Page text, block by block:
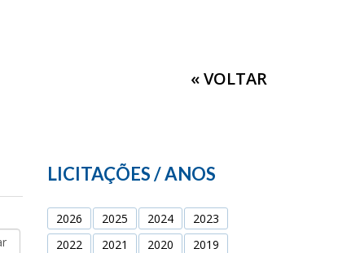
« VOLTAR
LICITAÇÕES / ANOS
2026 2025 2024
2023
2022
2021 2020
2019